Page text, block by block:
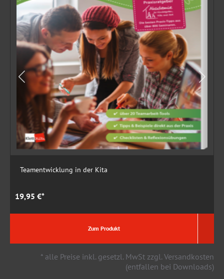
Teamentwicklung in der Kita
19,95 €*
Zum Produkt
* alle Preise inkl. gesetzl. MwSt zzgl. Versandkosten
(entfallen bei Downloads)